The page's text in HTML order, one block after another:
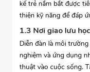
kế trẻ nắm bắt được
thiện kỹ năng để đáp
1.3 Nơi giao lưu
Diễn đàn là môi
nghiệm và ứng dụng
thuật vào cuộc sống.